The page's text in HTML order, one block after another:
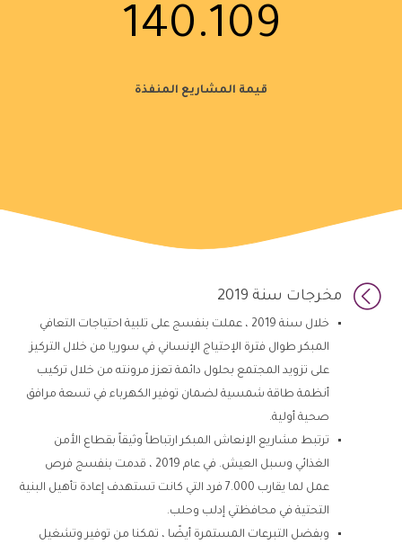
140.109
قيمة المشاريع المنفذة
 مخرجات سنة 2019
خلال سنة 2019 ، عملت بنفسج على تلبية احتياجات التعافي
المبكر طوال فترة الإحتياج الإنساني في سوريا من خلال التركيز
على تزويد المجتمع بحلول دائمة تعزز مرونته من خلال تركيب
أنظمة طاقة شمسية لضمان توفير الكهرباء في تسعة مرافق
صحية أولية.
ترتبط مشاريع الإنعاش المبكر ارتباطاً وثيقاً بقطاع الأمن
الغذائي وسبل العيش. في عام 2019 ، قدمت بنفسج فرص
عمل لما يقارب 7.000 فرد التي كانت تستهدف إعادة تأهيل البنية
التحتية في محافظتي إدلب وحلب.
وبفضل التبرعات المستمرة أيضًا ، تمكنا من توفير وتشغيل